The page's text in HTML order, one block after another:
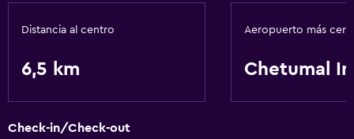
Accesibilidad y adecuación
Hipoalergénico
Actividades
Ecoturismo
Distancia al centro
6,5 km
Aeropuerto más
Chetumal
Check-in/Check-out